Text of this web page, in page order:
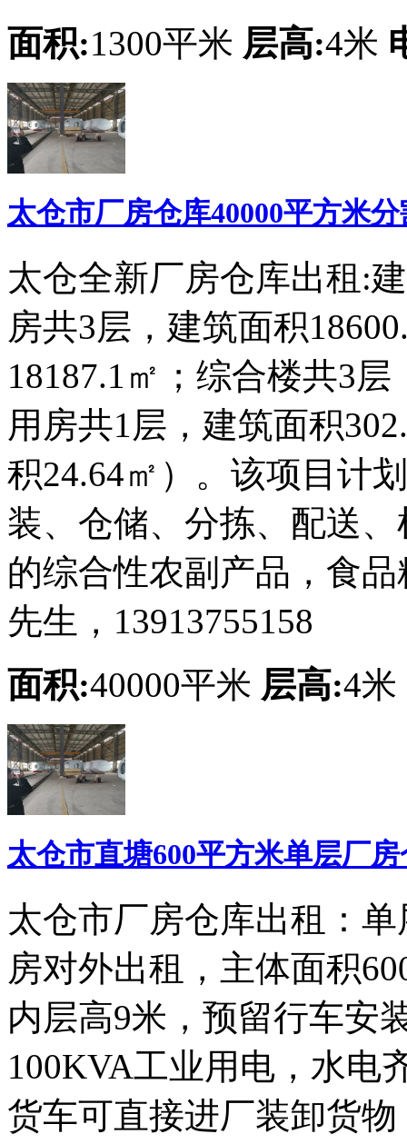
面积:1300平米 层高:4米
太仓市厂房仓库40000平方米
太仓全新厂房仓库出租:
房共3层，建筑面积
18187.1㎡；综合楼共3
用房共1层，建筑面积
积24.64㎡）。该项目计
装、仓储、分拣、配送
的综合性农副产品，食
先生，13913755158
面积:40000平米 层高:4米
太仓市直塘600平方米单层厂
太仓市厂房仓库出租：
房对外出租，主体面积
内层高9米，预留行车安
100KVA工业用电，水电
货车可直接进厂装卸货